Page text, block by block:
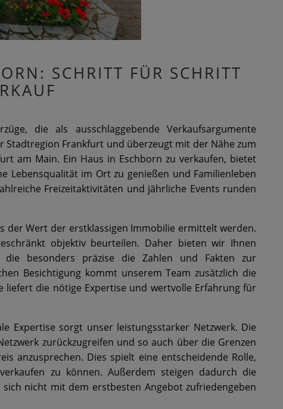
SCHRITT FÜR SCHRITT
die als ausschlaggebende Verkaufsargumente
Stadtregion Frankfurt und überzeugt mit der Nähe zum
am Main. Ein Haus in Eschborn zu verkaufen, bietet
Lebensqualität im Ort zu genießen und Familienleben
Freizeitaktivitäten und jährliche Events runden
der Wert der erstklassigen Immobilie ermittelt werden.
objektiv beurteilen. Daher bieten wir Ihnen
besonders präzise die Zahlen und Fakten zur
Besichtigung kommt unserem Team zusätzlich die
liefert die nötige Expertise und wertvolle Erfahrung für
Expertise sorgt unser leistungsstarker Netzwerk. Die
zurückzugreifen und so auch über die Grenzen
anzusprechen. Dies spielt eine entscheidende Rolle,
zu können. Außerdem steigen dadurch die
nicht mit dem erstbesten Angebot zufriedengeben